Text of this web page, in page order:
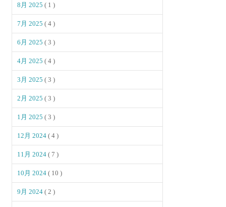
8月 2025( 1 )
7月 2025( 4 )
6月 2025( 3 )
4月 2025( 4 )
3月 2025( 3 )
2月 2025( 3 )
1月 2025( 3 )
12月 2024( 4 )
11月 2024( 7 )
10月 2024( 10 )
9月 2024( 2 )